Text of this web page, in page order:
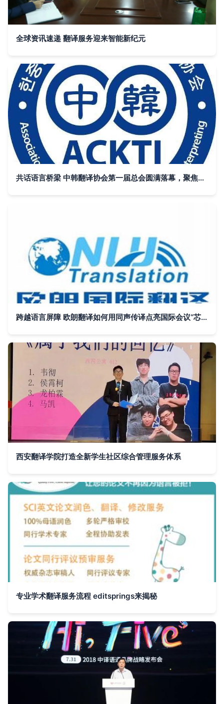
全球资讯速递 翻译服务迎来智能新纪元
共话语言桥梁 中韩翻译协会第一届总会圆满落幕，聚焦翻译服务高质量发展
跨越语言屏障 欧朗翻译如何用同声传译点亮国际会议“芯”价值
西安翻译学院打造全新学生社区综合管理服务体系
专业学术翻译服务流程 editsprings来揭秘